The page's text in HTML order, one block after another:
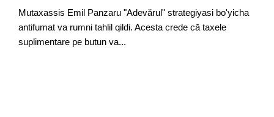
Mutaxassis Emil Panzaru "Adevărul" strategiyasi bo'yicha
antifumat va rumni tahlil qildi. Acesta crede că taxele
suplimentare pe butun va...